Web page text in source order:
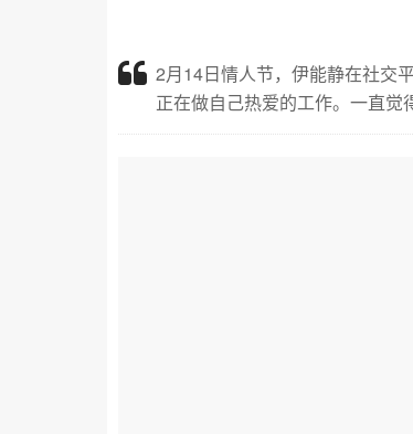
2月14日情人节，伊能静在社交
正在做自己热爱的工作。一直